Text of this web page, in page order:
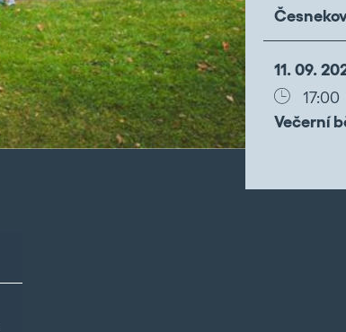
11. 09.
17:00
Večerní